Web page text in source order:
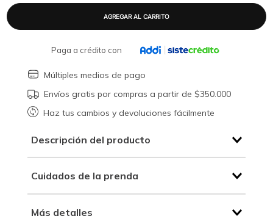
Paga a crédito con
Múltiples medios de pago
Envíos gratis por compras a partir de $350.000
Haz tus cambios y devoluciones fácilmente
Descripción del producto
Cuidados de la prenda
Más detalles